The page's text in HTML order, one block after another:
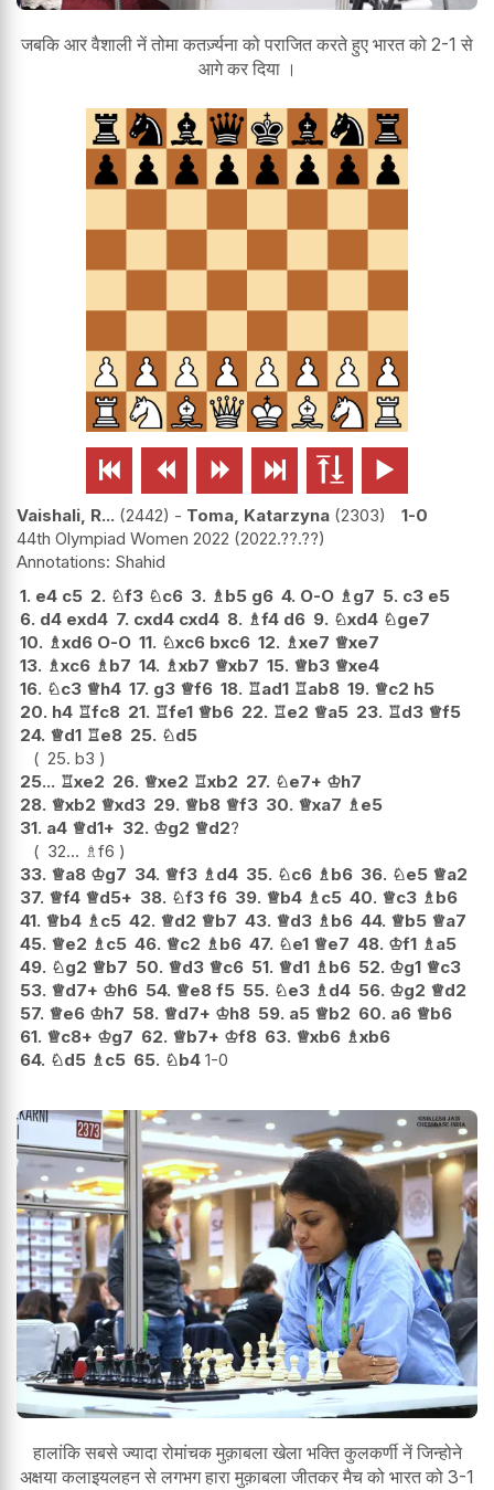
जबकि आर वैशाली नें तोमा कतर्ज़्यना को पराजित करते हुए भारत को 2-1 से
आगे कर दिया ।
     
Vaishali, R... 2442 - Toma, Katarzyna 2303
1-0
44th Olympiad Women 2022 2022.??.??
Shahid
1. e4 c5 2. ♘f3 ♘c6 3. ♗b5 g6 4. O-O ♗g7 5. c3 e5
6. d4 exd4 7. cxd4 cxd4 8. ♗f4 d6 9. ♘xd4 ♘ge7
10. ♗xd6 O-O 11. ♘xc6 bxc6 12. ♗xe7 ♕xe7
13. ♗xc6 ♗b7 14. ♗xb7 ♕xb7 15. ♕b3 ♕xe4
16. ♘c3 ♕h4 17. g3 ♕f6 18. ♖ad1 ♖ab8 19. ♕c2 h5
20. h4 ♖fc8 21. ♖fe1 ♕b6 22. ♖e2 ♕a5 23. ♖d3 ♕f5
24. ♕d1 ♖e8 25. ♘d5
25. b3
25... ♖xe2 26. ♕xe2 ♖xb2 27. ♘e7+ ♔h7
28. ♕xb2 ♕xd3 29. ♕b8 ♕f3 30. ♕xa7 ♗e5
31. a4 ♕d1+ 32. ♔g2 ♕d2?
32... ♗f6
33. ♕a8 ♔g7 34. ♕f3 ♗d4 35. ♘c6 ♗b6 36. ♘e5 ♕a2
37. ♕f4 ♕d5+ 38. ♘f3 f6 39. ♕b4 ♗c5 40. ♕c3 ♗b6
41. ♕b4 ♗c5 42. ♕d2 ♕b7 43. ♕d3 ♗b6 44. ♕b5 ♕a7
45. ♕e2 ♗c5 46. ♕c2 ♗b6 47. ♘e1 ♕e7 48. ♔f1 ♗a5
49. ♘g2 ♕b7 50. ♕d3 ♕c6 51. ♕d1 ♗b6 52. ♔g1 ♕c3
53. ♕d7+ ♔h6 54. ♕e8 f5 55. ♘e3 ♗d4 56. ♔g2 ♕d2
57. ♕e6 ♔h7 58. ♕d7+ ♔h8 59. a5 ♕b2 60. a6 ♕b6
61. ♕c8+ ♔g7 62. ♕b7+ ♔f8 63. ♕xb6 ♗xb6
64. ♘d5 ♗c5 65. ♘b4 1-0
हालांकि सबसे ज्यादा रोमांचक मुक़ाबला खेला भक्ति कुलकर्णी नें जिन्होने
अक्षया कलाइयलहन से लगभग हारा मुक़ाबला जीतकर मैच को भारत को 3-1